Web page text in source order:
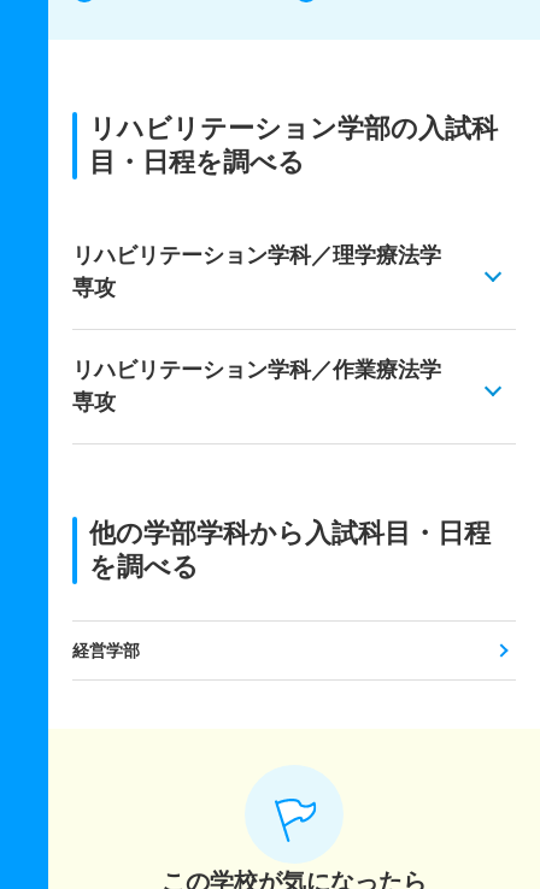
リハビリテーション学部の入試科
目・日程を調べる
リハビリテーション学科／理学療法学
専攻
リハビリテーション学科／作業療法学
専攻
他の学部学科から入試科目・日程
を調べる
経営学部
この学校が気になったら